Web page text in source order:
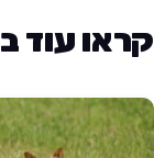
קראו עוד ב